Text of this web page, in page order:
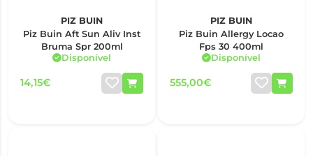
PIZ BUIN
Piz Buin Aft Sun Aliv Inst
Bruma Spr 200ml
Disponível
14,15€
PIZ BUIN
Piz Buin Allergy Locao
Fps 30 400ml
Disponível
555,00€